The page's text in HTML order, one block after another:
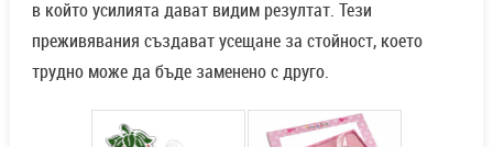
в който усилията дават видим резултат. Тези
преживявания създават усещане за стойност, което
трудно може да бъде заменено с друго.